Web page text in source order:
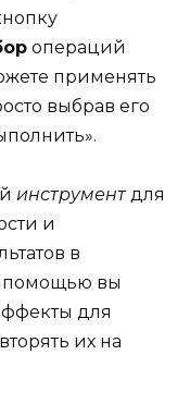
операций
применять
выбрав его
инструментдля
и
в
помощью вы
для
их на